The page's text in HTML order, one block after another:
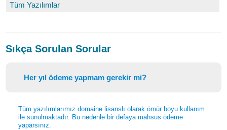
Tüm Yazılımlar
Sıkça Sorulan Sorular
Her yıl ödeme yapmam gerekir mi?
Tüm yazılımlarımız domaine lisanslı olarak ömür boyu kullanım
ile sunulmaktadır. Bu nedenle bir defaya mahsus ödeme
yaparsınız.